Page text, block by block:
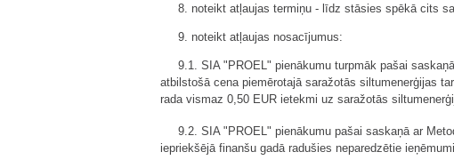
8. noteikt atļaujas termiņu - līdz stāsies spēkā cits
9. noteikt atļaujas nosacījumus:
9.1. SIA "PROEL" pienākumu turpmāk pašai
atbilstošā cena piemērotajā saražotās siltumenerģijas
rada vismaz 0,50 EUR ietekmi uz saražotās
9.2. SIA "PROEL" pienākumu pašai saskaņā ar
iepriekšējā finanšu gadā radušies neparedzētie